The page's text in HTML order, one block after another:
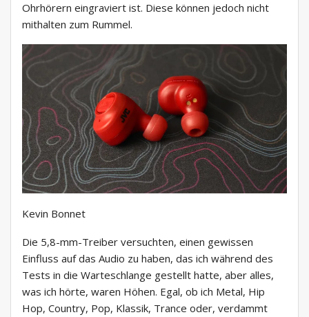
Ohrhörern eingraviert ist. Diese können jedoch nicht
mithalten zum Rummel.
Kevin Bonnet
Die 5,8-mm-Treiber versuchten, einen gewissen
Einfluss auf das Audio zu haben, das ich während des
Tests in die Warteschlange gestellt hatte, aber alles,
was ich hörte, waren Höhen. Egal, ob ich Metal, Hip
Hop, Country, Pop, Klassik, Trance oder, verdammt